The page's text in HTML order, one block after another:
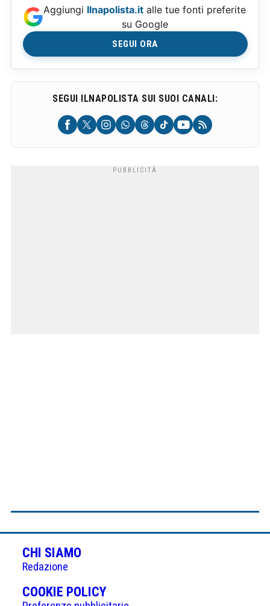
Aggiungi Ilnapolista.it alle tue fonti preferite
su Google
SEGUI ORA
SEGUI ILNAPOLISTA SUI SUOI CANALI:
CHI SIAMO
Redazione
COOKIE POLICY(APRE